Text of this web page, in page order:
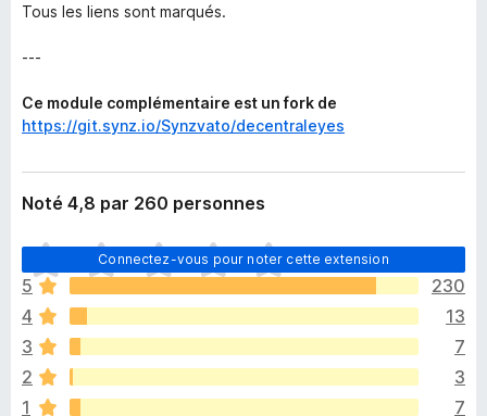
Tous les liens sont marqués.
---
Ce module complémentaire est un fork de
https://git.synz.io/Synzvato/decentraleyes
Noté 4,8 par 260 personnes
Connectez-vous pour noter cette extension
I
l
n
’
y
a
a
u
5
230
4
13
3
7
2
3
1
7